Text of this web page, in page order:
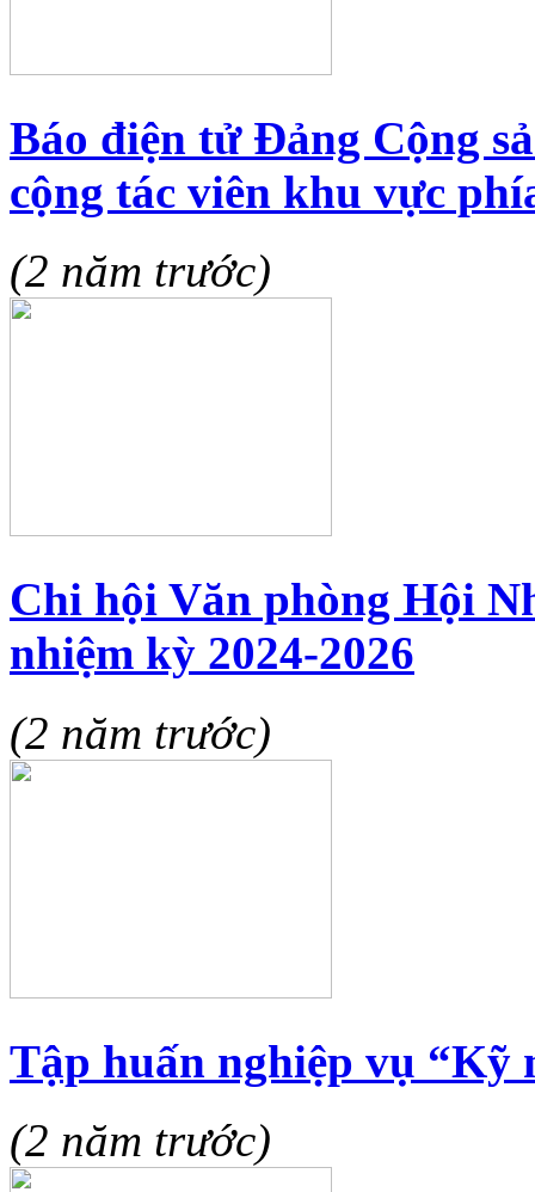
Báo điện tử Đảng Cộng
cộng tác viên khu vực
(2 năm trước)
Chi hội Văn phòng Hội
nhiệm kỳ 2024-2026
(2 năm trước)
Tập huấn nghiệp vụ “Kỹ
(2 năm trước)